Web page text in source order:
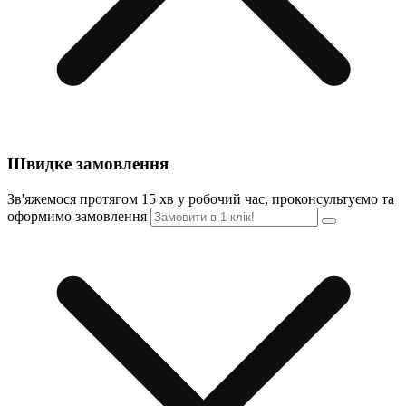
Швидке замовлення
Зв'яжемося протягом 15 хв у робочий час, проконсультуємо та
оформимо замовлення